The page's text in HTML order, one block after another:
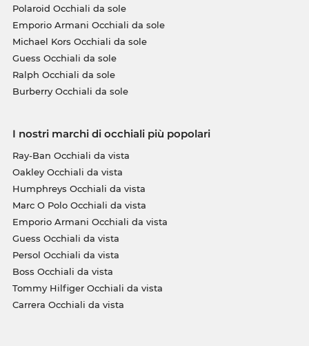
Polaroid Occhiali da sole
Emporio Armani Occhiali da sole
Michael Kors Occhiali da sole
Guess Occhiali da sole
Ralph Occhiali da sole
Burberry Occhiali da sole
I nostri marchi di occhiali più popolari
Ray-Ban Occhiali da vista
Oakley Occhiali da vista
Humphreys Occhiali da vista
Marc O Polo Occhiali da vista
Emporio Armani Occhiali da vista
Guess Occhiali da vista
Persol Occhiali da vista
Boss Occhiali da vista
Tommy Hilfiger Occhiali da vista
Carrera Occhiali da vista